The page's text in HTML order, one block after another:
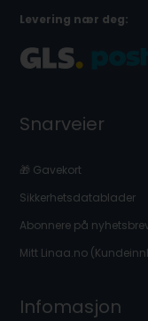
Levering nær deg:
Snarveier
🎁 Gavekort
Sikkerhetsdatablader
Abonnere på
Mitt Linaa.no
Infomasjon